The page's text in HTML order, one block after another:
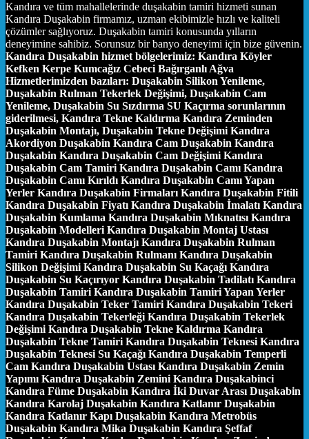
Kandıra ve tüm mahallelerinde duşakabin tamiri hizmeti sunan
Kandıra Duşakabin firmamız, uzman ekibimizle hızlı ve kaliteli
çözümler sağlıyoruz. Duşakabin tamiri konusunda yılların
deneyimine sahibiz. Sorunsuz bir banyo deneyimi için bize güvenin.
Kandıra Duşakabin hizmet bölgelerimiz: Kandıra Köyler
Kefken Kerpe Kumcağız Cebeci Bağırganlı Ağva
Hizmetlerimizden bazıları: Duşakabin Silikon Yenileme,
Duşakabin Rulman Tekerlek Değişimi, Duşakabin Cam
Yenileme, Duşakabin Su Sızdırma SU Kaçırma sorunlarının
giderilmesi, Kandıra Tekne Kaldırma Kandıra Zeminden
Duşakabin Montajı, Duşakabin Tekne Değişimi Kandıra
Akordiyon Duşakabin Kandıra Cam Duşakabin Kandıra
Duşakabin Kandıra Duşakabin Cam Değişimi Kandıra
Duşakabin Cam Tamiri Kandıra Duşakabin Camı Kandıra
Duşakabin Camı Kırıldı Kandıra Duşakabin Camı Yapan
Yerler Kandıra Duşakabin Firmaları Kandıra Duşakabin Fitili
Kandıra Duşakabin Fiyatı Kandıra Duşakabin İmalatı Kandıra
Duşakabin Kumlama Kandıra Duşakabin Mıknatısı Kandıra
Duşakabin Modelleri Kandıra Duşakabin Montaj Ustası
Kandıra Duşakabin Montajı Kandıra Duşakabin Rulman
Tamiri Kandıra Duşakabin Rulmanı Kandıra Duşakabin
Silikon Değişimi Kandıra Duşakabin Su Kaçağı Kandıra
Duşakabin Su Kaçırıyor Kandıra Duşakabin Tadilatı Kandıra
Duşakabin Tamiri Kandıra Duşakabin Tamiri Yapan Yerler
Kandıra Duşakabin Teker Tamiri Kandıra Duşakabin Tekeri
Kandıra Duşakabin Tekerleği Kandıra Duşakabin Tekerlek
Değişimi Kandıra Duşakabin Tekne Kaldırma Kandıra
Duşakabin Tekne Tamiri Kandıra Duşakabin Teknesi Kandıra
Duşakabin Teknesi Su Kaçağı Kandıra Duşakabin Temperli
Cam Kandıra Duşakabin Ustası Kandıra Duşakabin Zemin
Yapımı Kandıra Duşakabin Zemini Kandıra Duşakabinci
Kandıra Füme Duşakabin Kandıra İki Duvar Arası Duşakabin
Kandıra Karolaj Duşakabin Kandıra Katlanır Duşakabin
Kandıra Katlanır Kapı Duşakabin Kandıra Metrobüs
Duşakabin Kandıra Mika Duşakabin Kandıra Şeffaf